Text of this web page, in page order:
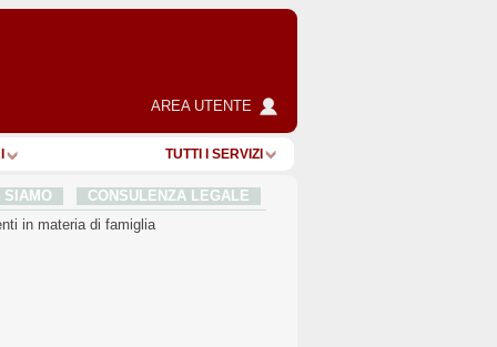
AREA UTENTE
TUTTI I SERVIZI
SIAMO
CONSULENZA LEGALE
in materia di famiglia